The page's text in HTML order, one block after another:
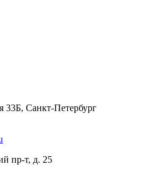
33Б, Санкт-Петербург
пр-т, д. 25